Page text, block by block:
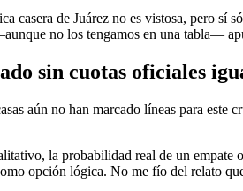
casera de Juárez no es vistosa, pero sí
no los tengamos en una tabla—
sin cuotas oficiales
aún no han marcado líneas para
la probabilidad real de un empate
opción lógica. No me fío del relato